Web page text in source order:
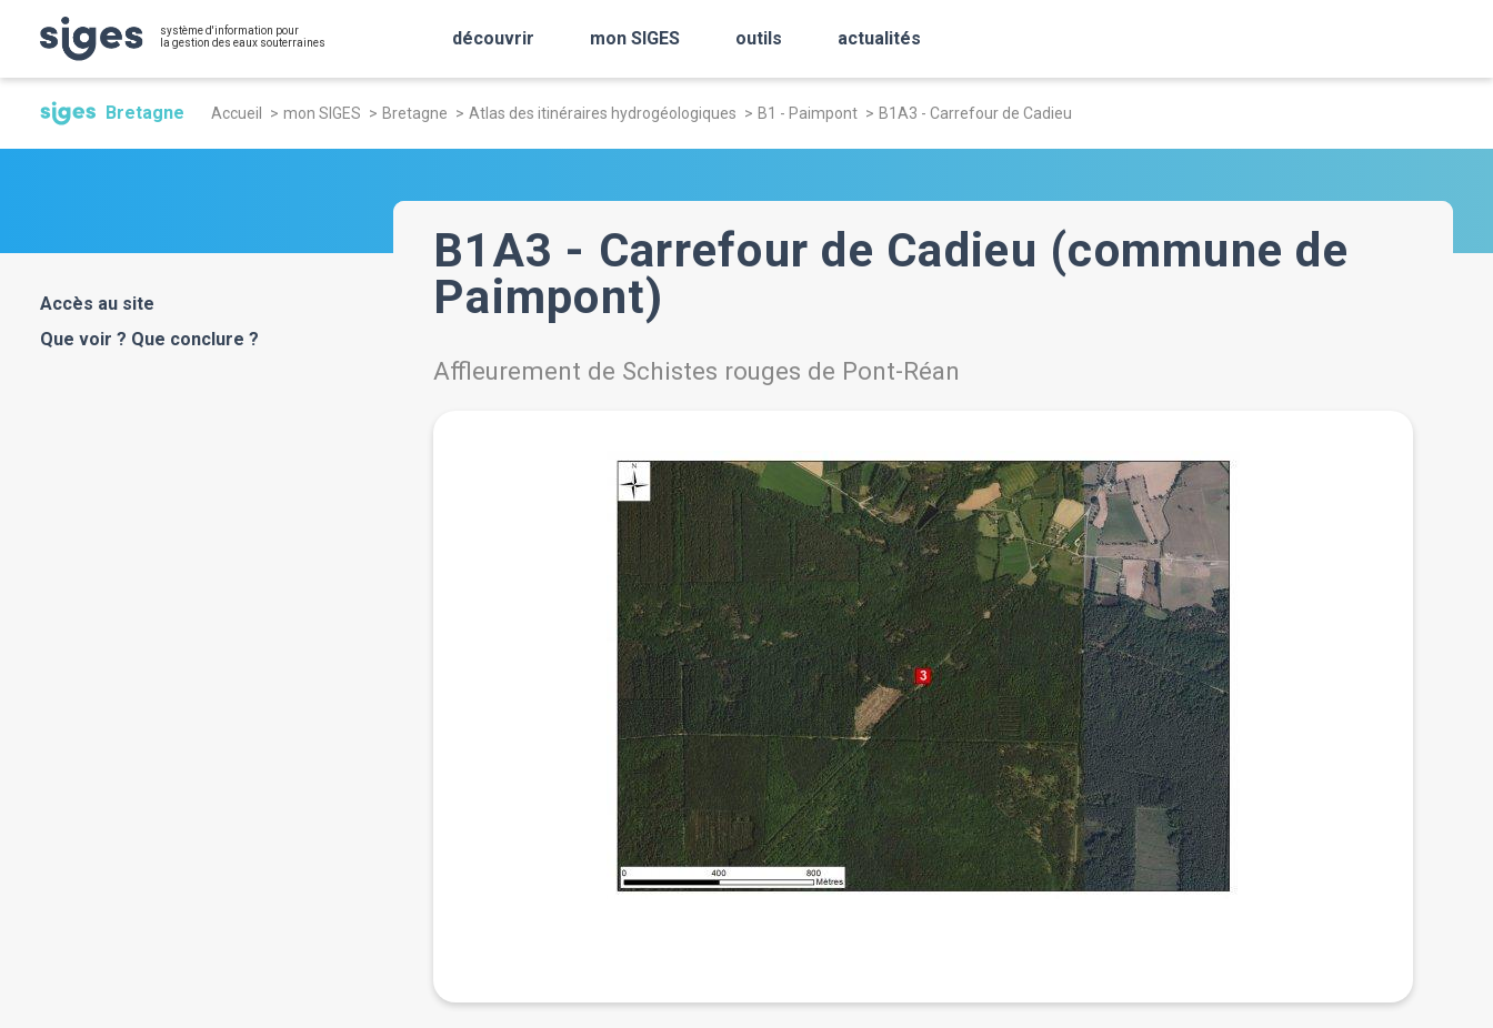
système d'information pour
la gestion des eaux souterraines
découvrir mon SIGES outils actualités
Bretagne
d'Ariane
Accueil mon SIGES Bretagne Atlas des itinéraires hydrogéologiques B1 - Paimpont B1A3 - Carrefour de Cadieu
Accès au site
Que voir ? Que conclure ?
B1A3 - Carrefour de Cadieu (commune de
Paimpont)
Affleurement de Schistes rouges de Pont-Réan
Panneau de gestion des cookies